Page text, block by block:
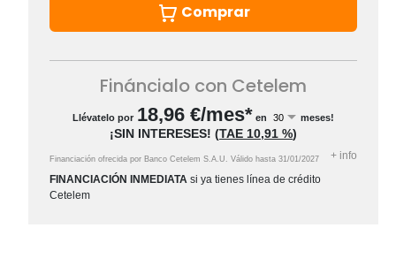
Comprar
Fináncialo con Cetelem
Llévatelo por 18,96 €/mes* en meses!
¡SIN INTERESES! (TAE 10,91 %)
Financiación ofrecida por Banco Cetelem S.A.U. Válido hasta 31/01/2027 + info
FINANCIACIÓN INMEDIATA si ya tienes línea de crédito
Cetelem